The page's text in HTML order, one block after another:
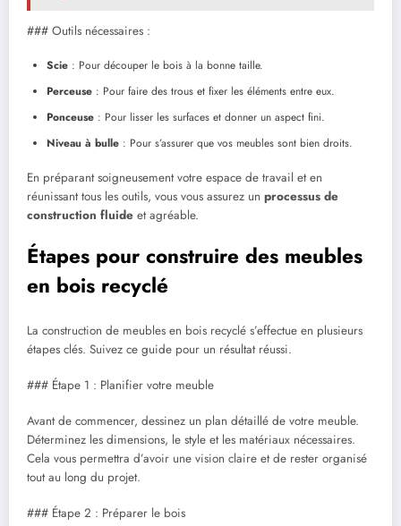
### Outils nécessaires :
Scie : Pour découper le bois à la bonne taille.
Perceuse : Pour faire des trous et fixer les éléments entre eux.
Ponceuse : Pour lisser les surfaces et donner un aspect fini.
Niveau à bulle : Pour s’assurer que vos meubles sont bien droits.
En préparant soigneusement votre espace de travail et en
réunissant tous les outils, vous vous assurez un processus de
construction fluide et agréable.
Étapes pour construire des meubles
en bois recyclé
La construction de meubles en bois recyclé s’effectue en plusieurs
étapes clés. Suivez ce guide pour un résultat réussi.
### Étape 1 : Planifier votre meuble
Avant de commencer, dessinez un plan détaillé de votre meuble.
Déterminez les dimensions, le style et les matériaux nécessaires.
Cela vous permettra d’avoir une vision claire et de rester organisé
tout au long du projet.
### Étape 2 : Préparer le bois